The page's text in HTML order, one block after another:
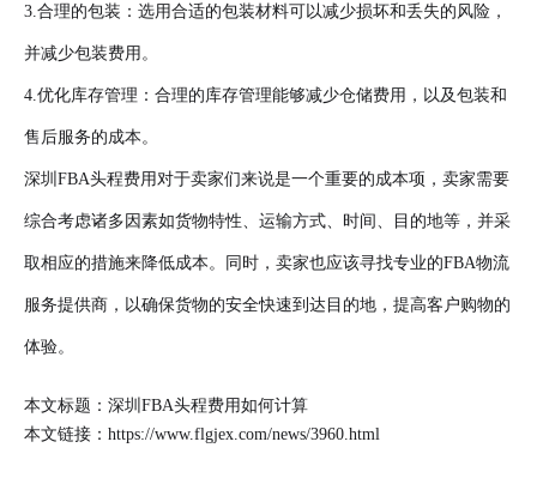
3.合理的包装：选用合适的包装材料可以减少损坏和丢失的风险，
并减少包装费用。
4.优化库存管理：合理的库存管理能够减少仓储费用，以及包装和
售后服务的成本。
深圳FBA头程费用对于卖家们来说是一个重要的成本项，卖家需要
综合考虑诸多因素如货物特性、运输方式、时间、目的地等，并采
取相应的措施来降低成本。同时，卖家也应该寻找专业的FBA物流
服务提供商，以确保货物的安全快速到达目的地，提高客户购物的
体验。
本文标题：深圳FBA头程费用如何计算
本文链接： https://www.flgjex.com/news/3960.html